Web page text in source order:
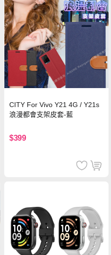
CITY For Vivo Y21 4G / Y21s
浪漫都會支架皮套-藍
$399